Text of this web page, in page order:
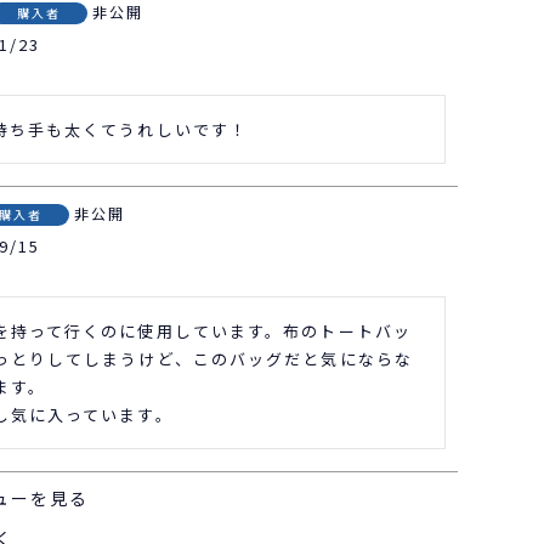
購入者 非公開
23
ち手も太くてうれしいです！
入者 非公開
15
持って行くのに使用しています。布のトートバッ
とりしてしまうけど、このバッグだと気にならな
。
に入っています。
ーを見る